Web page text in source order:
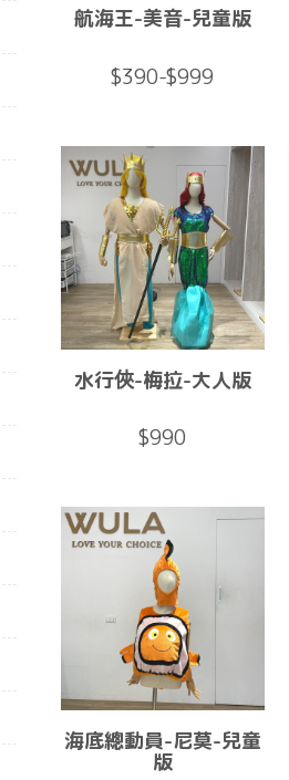
航海王-美音-兒童版
$390-$999
水行俠-梅拉-大人版
$990
海底總動員-尼莫-兒童
版